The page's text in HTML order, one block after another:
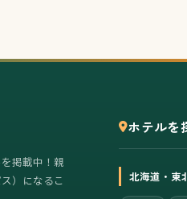
掲載中！親
）になるこ
ホテルを
北海道・東